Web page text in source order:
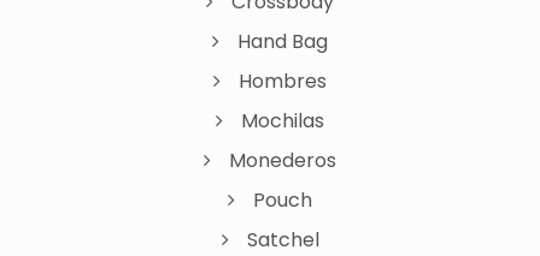
Hand Bag
Hombres
Mochilas
Monederos
Pouch
Satchel